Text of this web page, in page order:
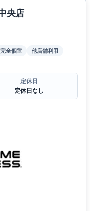
央店
完全個室
他店舗利用
定休日
定休日なし